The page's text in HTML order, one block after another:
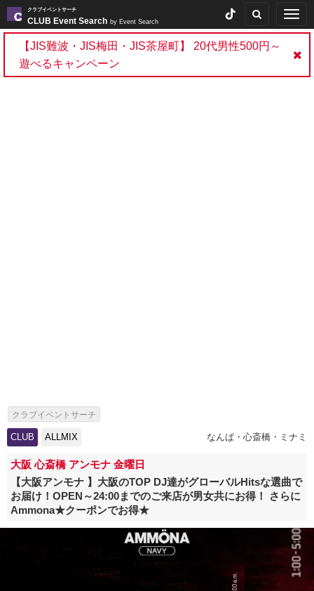
クラブイベントサーチ
CLUB Event Search by Event Search
【JIS難波・JIS梅田・JIS茶屋町】 20代男性500円～
遊べるキャンペーン
クラブイベントサーチ
CLUB ALLMIX なんば・心斎橋・ミナミ
大阪 心斎橋 アンモナ 金曜日
【大阪アンモナ 】大阪のTOP DJ達がグローバルHitsな選曲で
お届け！OPEN～24:00までのご来店が男女共にお得！ さらに
Ammona★クーポンでお得★